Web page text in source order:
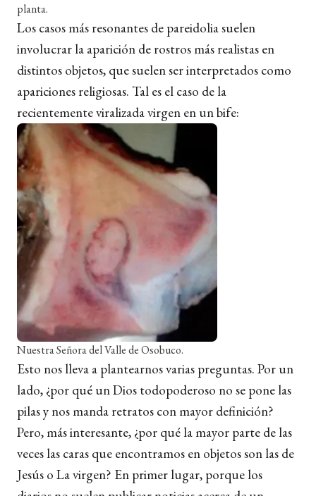
planta.
Los casos más resonantes de pareidolia suelen
involucrar la aparición de rostros más realistas en
distintos objetos, que suelen ser interpretados como
apariciones religiosas. Tal es el caso de la
recientemente viralizada virgen en un bife:
Nuestra Señora del Valle de Osobuco.
Esto nos lleva a plantearnos varias preguntas. Por un
lado, ¿por qué un Dios todopoderoso no se pone las
pilas y nos manda retratos con mayor definición?
Pero, más interesante, ¿por qué la mayor parte de las
veces las caras que encontramos en objetos son las de
Jesús o La virgen? En primer lugar, porque los